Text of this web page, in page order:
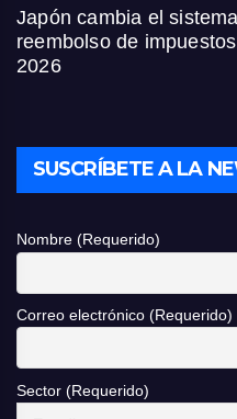
Japón cambia el
reembolso de
2026
SUSCRÍBETE A LA
Nombre (Requerido)
Correo electrónico (Requerido)
Sector (Requerido)